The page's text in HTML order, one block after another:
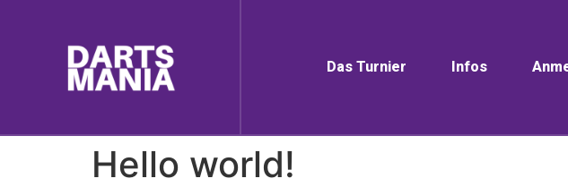
Das Turnier Infos
Hello world!